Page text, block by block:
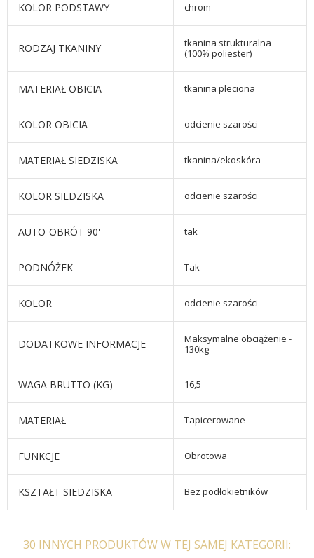
KOLOR PODSTAWY chrom
RODZAJ TKANINY
tkanina strukturalna
(100% poliester)
MATERIAŁ OBICIA tkanina pleciona
KOLOR OBICIA odcienie szarości
MATERIAŁ SIEDZISKA tkanina/ekoskóra
KOLOR SIEDZISKA odcienie szarości
AUTO-OBRÓT 90' tak
PODNÓŻEK Tak
KOLOR odcienie szarości
DODATKOWE INFORMACJE
Maksymalne obciążenie -
130kg
WAGA BRUTTO (KG) 16,5
MATERIAŁ Tapicerowane
FUNKCJE Obrotowa
KSZTAŁT SIEDZISKA Bez podłokietników
30 INNYCH PRODUKTÓW W TEJ SAMEJ KATEGORII: